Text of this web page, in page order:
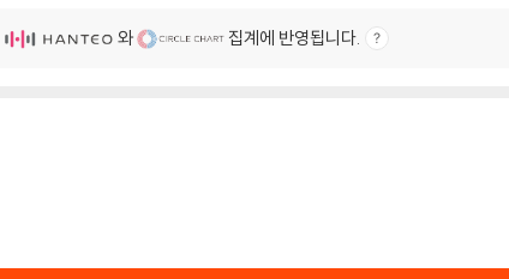
와 집계에 반영됩니다.